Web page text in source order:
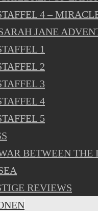
4 –
JANE
1
2
3
4
5
BETWEEN THE
REVIEWS